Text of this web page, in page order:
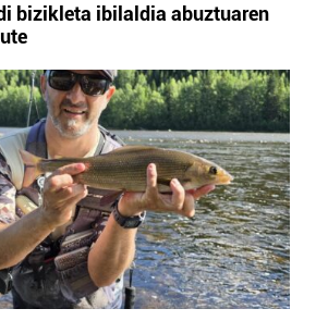
bizikleta ibilaldia abuztuaren